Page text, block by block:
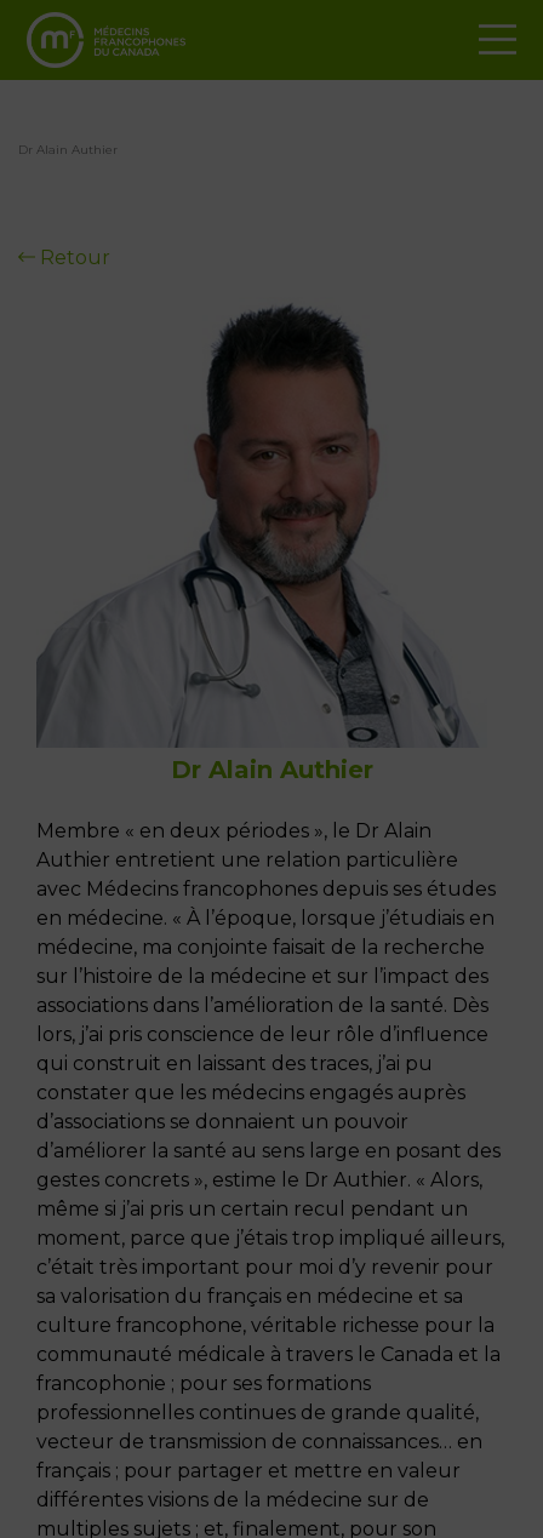
Dr Alain Authier
Retour
Dr Alain Authier
Membre « en deux périodes », le Dr Alain
Authier entretient une relation particulière
avec Médecins francophones depuis ses études
en médecine. « À l’époque, lorsque j’étudiais en
médecine, ma conjointe faisait de la recherche
sur l’histoire de la médecine et sur l’impact des
associations dans l’amélioration de la santé. Dès
lors, j’ai pris conscience de leur rôle d’influence
qui construit en laissant des traces, j’ai pu
constater que les médecins engagés auprès
d’associations se donnaient un pouvoir
d’améliorer la santé au sens large en posant des
gestes concrets », estime le Dr Authier. « Alors,
même si j’ai pris un certain recul pendant un
moment, parce que j’étais trop impliqué ailleurs,
c’était très important pour moi d’y revenir pour
sa valorisation du français en médecine et sa
culture francophone, véritable richesse pour la
communauté médicale à travers le Canada et la
francophonie ; pour ses formations
professionnelles continues de grande qualité,
vecteur de transmission de connaissances… en
français ; pour partager et mettre en valeur
différentes visions de la médecine sur de
multiples sujets ; et, finalement, pour son